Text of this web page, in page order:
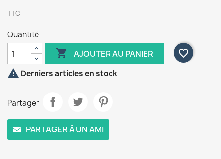
TTC
Quantité
 AJOUTER AU PANIER
favorite_border
 Derniers articles en stock
Partager
PARTAGER À UN AMI